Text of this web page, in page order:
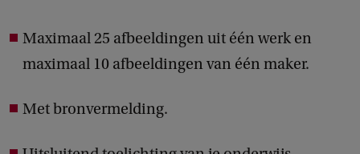
Maximaal 25 afbeeldingen uit één werk en
maximaal 10 afbeeldingen van één maker.
Met bronvermelding.